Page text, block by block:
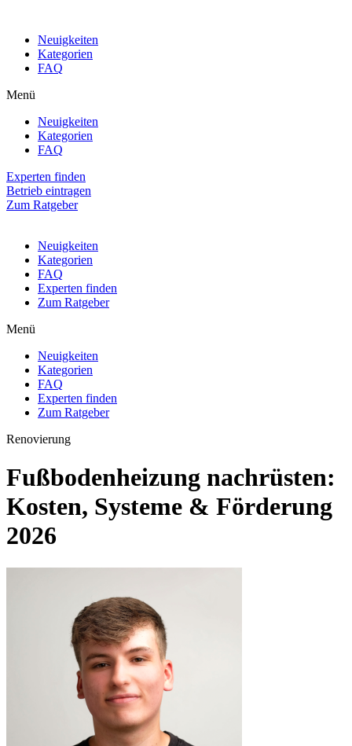
Neuigkeiten
Kategorien
FAQ
Menü
Neuigkeiten
Kategorien
FAQ
Experten finden
Betrieb eintragen
Zum Ratgeber
Neuigkeiten
Kategorien
FAQ
Experten finden
Zum Ratgeber
Menü
Neuigkeiten
Kategorien
FAQ
Experten finden
Zum Ratgeber
Renovierung
Fußbodenheizung nachrüsten:
Kosten, Systeme & Förderung
2026